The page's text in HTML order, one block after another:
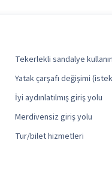
Tekerlekli sandalye
Yatak çarşafı değişimi
İyi aydınlatılmış giriş yolu
Merdivensiz giriş yolu
Tur/bilet hizmetleri